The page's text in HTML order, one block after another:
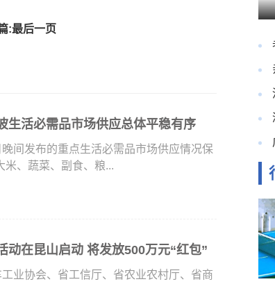
:最后一页
生活必需品市场供应总体平稳有序
间发布的重点生活必需品市场供应情况保
米、蔬菜、副食、粮...
动在昆山启动 将发放500万元“红包”
业协会、省工信厅、省农业农村厅、省商